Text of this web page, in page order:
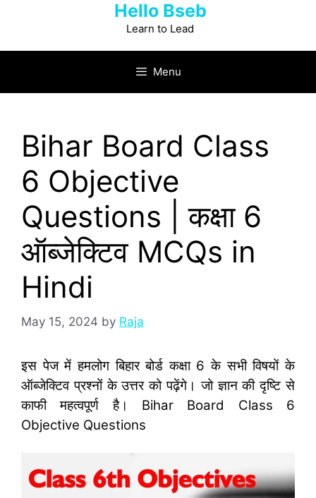
Hello Bseb
Learn to Lead
Menu
Bihar Board Class
6 Objective
Questions | कक्षा 6
ऑब्‍जेक्टिव MCQs in
Hindi
May 15, 2024 by Raja
इस पेज में हमलोग बिहार बोर्ड कक्षा 6 के सभी विषयों के
ऑब्‍जेक्टिव प्रश्‍नों के उत्तर को पढ़ेंगे। जो ज्ञान की दृष्टि से
काफी महत्‍वपूर्ण है। Bihar Board Class 6
Objective Questions